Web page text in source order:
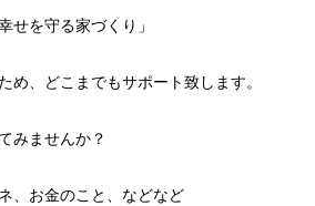
せを守る家づくり」
め、どこまでもサポート致します。
みませんか？
、お金のこと、などなど